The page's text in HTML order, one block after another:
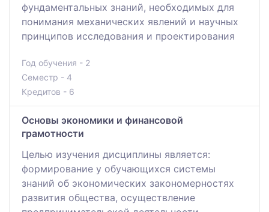
фундаментальных знаний, необходимых для
понимания механических явлений и научных
принципов исследования и проектирования
Год обучения - 2
Семестр - 4
Кредитов - 6
Основы экономики и финансовой
грамотности
Целью изучения дисциплины является:
формирование у обучающихся системы
знаний об экономических закономерностях
развития общества, осуществление